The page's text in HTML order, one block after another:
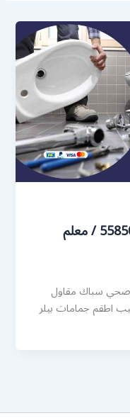
هاتف فني صحي حولي / 55850065 / معلم
سباك مقاول
اطقم جمامات بيلر